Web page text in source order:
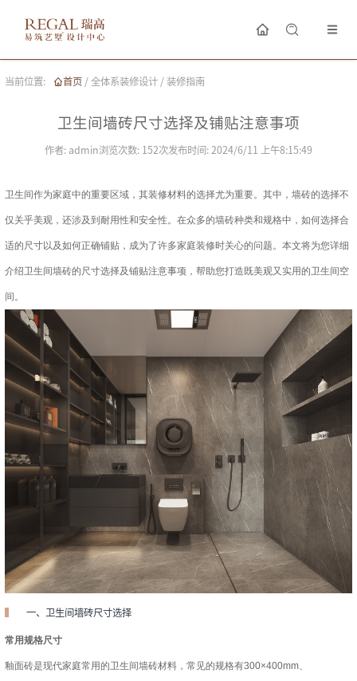
当前位置: 首页 / 全体系装修设计 / 装修指南
卫生间墙砖尺寸选择及铺贴注意事项
作者: admin浏览次数: 152次发布时间: 2024/6/11 上午8:15:49
卫生间作为家庭中的重要区域，其装修材料的选择尤为重要。其中，墙砖的选择不
仅关乎美观，还涉及到耐用性和安全性。在众多的墙砖种类和规格中，如何选择合
适的尺寸以及如何正确铺贴，成为了许多家庭装修时关心的问题。本文将为您详细
介绍卫生间墙砖的尺寸选择及铺贴注意事项，帮助您打造既美观又实用的卫生间空
间。
一、卫生间墙砖尺寸选择
常用规格尺寸
釉面砖是现代家庭常用的卫生间墙砖材料，常见的规格有300×400mm、